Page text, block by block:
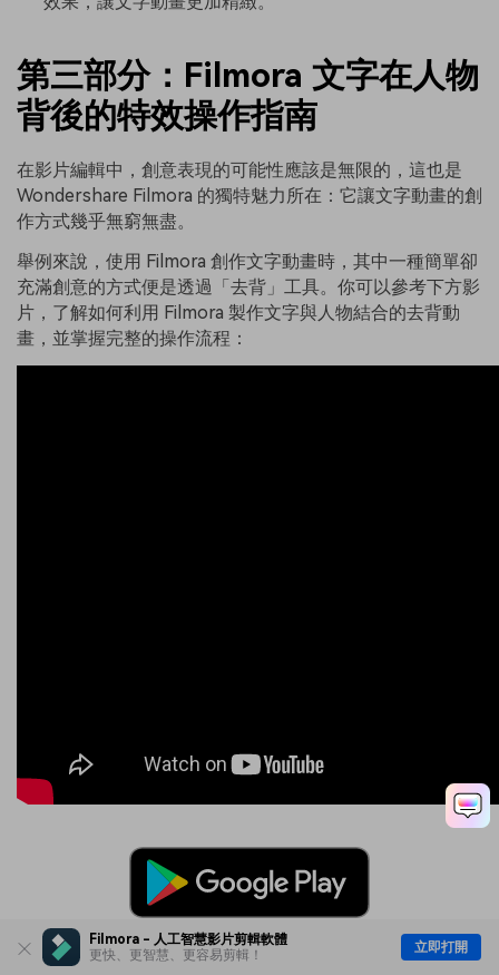
Filmora - 人工智慧影片剪輯軟體
更快、更智慧、更容易剪輯！
立即打開
第三部分：Filmora 文字在人物
背後的特效操作指南
在影片編輯中，創意表現的可能性應該是無限的，這也是
Wondershare Filmora 的獨特魅力所在：它讓文字動畫的創
作方式幾乎無窮無盡。
舉例來說，使用 Filmora 創作文字動畫時，其中一種簡單卻
充滿創意的方式便是透過「去背」工具。你可以參考下方影
片，了解如何利用 Filmora 製作文字與人物結合的去背動
畫，並掌握完整的操作流程：
安全驗證！3,591,664